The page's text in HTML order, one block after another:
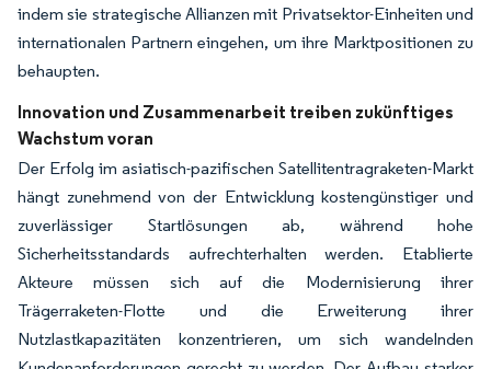
indem sie strategische Allianzen mit Privatsektor-Einheiten und
internationalen Partnern eingehen, um ihre Marktpositionen zu
behaupten.
Innovation und Zusammenarbeit treiben zukünftiges
Wachstum voran
Der Erfolg im asiatisch-pazifischen Satellitentragraketen-Markt
hängt zunehmend von der Entwicklung kostengünstiger und
zuverlässiger Startlösungen ab, während hohe
Sicherheitsstandards aufrechterhalten werden. Etablierte
Akteure müssen sich auf die Modernisierung ihrer
Trägerraketen-Flotte und die Erweiterung ihrer
Nutzlastkapazitäten konzentrieren, um sich wandelnden